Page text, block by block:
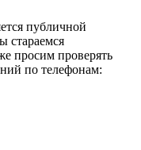
публичной
стараемся
просим проверять
по телефонам: